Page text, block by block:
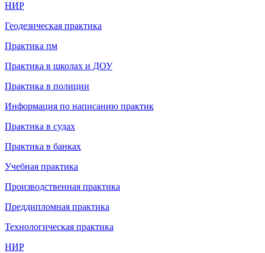
НИР
Геодезическая практика
Практика пм
Практика в школах и ДОУ
Практика в полиции
Информация по написанию практик
Практика в судах
Практика в банках
Учебная практика
Производственная практика
Преддипломная практика
Технологическая практика
НИР